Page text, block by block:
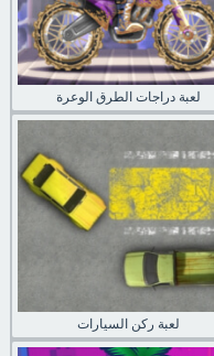
لعبة دراجات الطرق الوعرة
لعبة ركن السيارات